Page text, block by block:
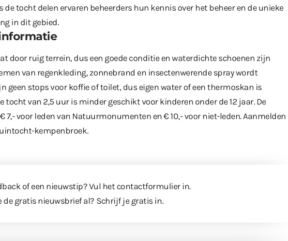
de tocht delen ervaren beheerders hun kennis over het beheer en de unieke
in dit gebied.
door ruig terrein, dus een goede conditie en waterdichte schoenen zijn
van regenkleding, zonnebrand en insectenwerende spray wordt
geen stops voor koffie of toilet, dus eigen water of een thermoskan is
tocht van 2,5 uur is minder geschikt voor kinderen onder de 12 jaar. De
7,- voor leden van Natuurmonumenten en € 10,- voor niet-leden. Aanmelden
kempenbroek.
of een nieuwstip? Vul het contactformulierin.
de gratis nieuwsbrief al? Schrijf je gratis in.